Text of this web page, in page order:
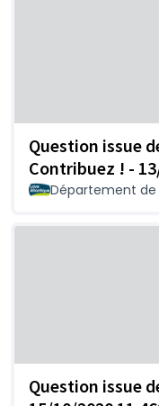
Question issue
Contribuez ! -
Département
Question issue